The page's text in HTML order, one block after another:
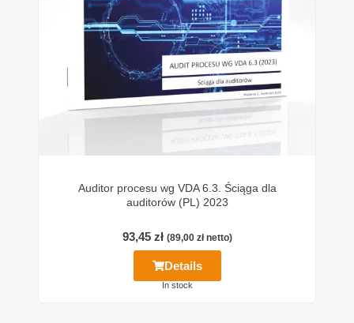
Auditor procesu wg VDA 6.3. Ściąga dla
auditorów (PL) 2023
93,45 zł (89,00 złnetto)
Details
In stock